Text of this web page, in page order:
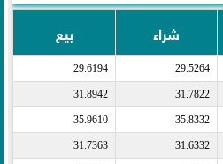
شراء بيع
29.5264
29.6194
31.7822
31.8942
35.8332
35.9610
31.6332
31.7363